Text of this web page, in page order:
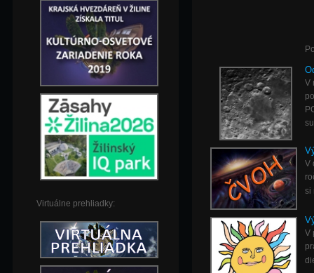
Virtuálne prehliadky:
V
V
si
V